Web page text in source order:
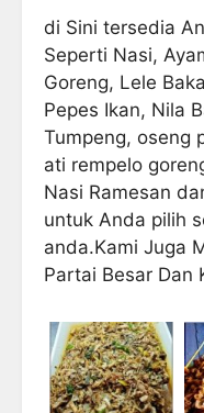
di Sini tersedia
Seperti Nasi,
Goreng, Lele
Pepes Ikan, Nila
Tumpeng, oseng
ati rempelo
Nasi Ramesan
untuk Anda pilih
anda.Kami Juga
Partai Besar Dan